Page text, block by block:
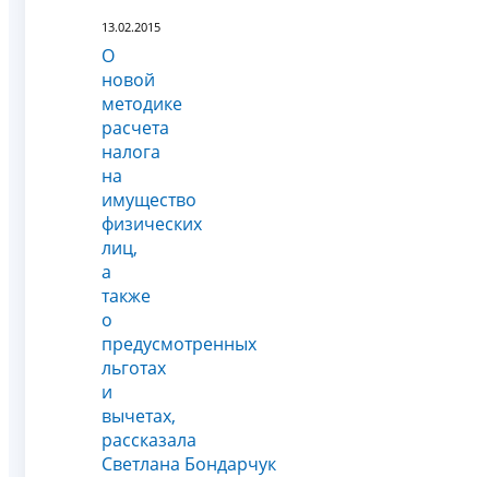
13.02.2015
О
новой
методике
расчета
налога
на
имущество
физических
лиц,
а
также
о
предусмотренных
льготах
и
вычетах,
рассказала
Светлана Бондарчук